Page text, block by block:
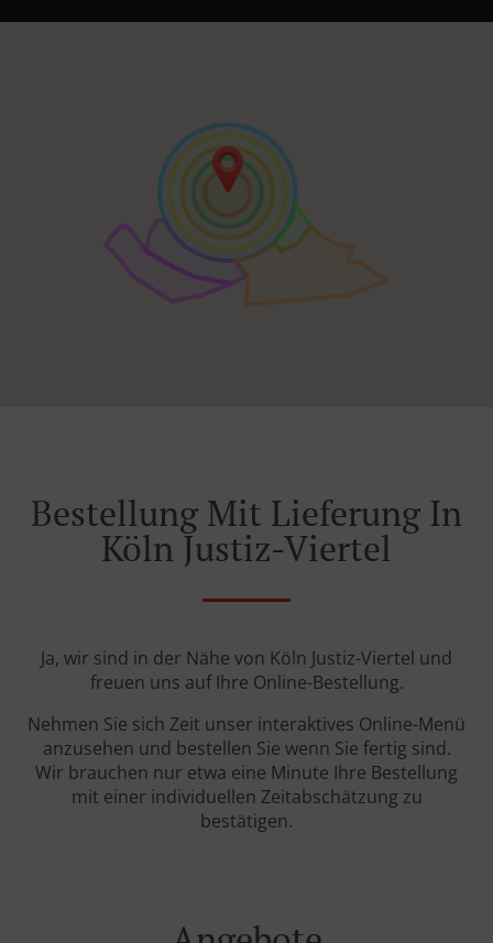
Bestellung Mit Lieferung In
Köln Justiz-Viertel
Ja, wir sind in der Nähe von Köln Justiz-Viertel und
freuen uns auf Ihre Online-Bestellung.
Nehmen Sie sich Zeit unser interaktives Online-Menü
anzusehen und bestellen Sie wenn Sie fertig sind.
Wir brauchen nur etwa eine Minute Ihre Bestellung
mit einer individuellen Zeitabschätzung zu
bestätigen.